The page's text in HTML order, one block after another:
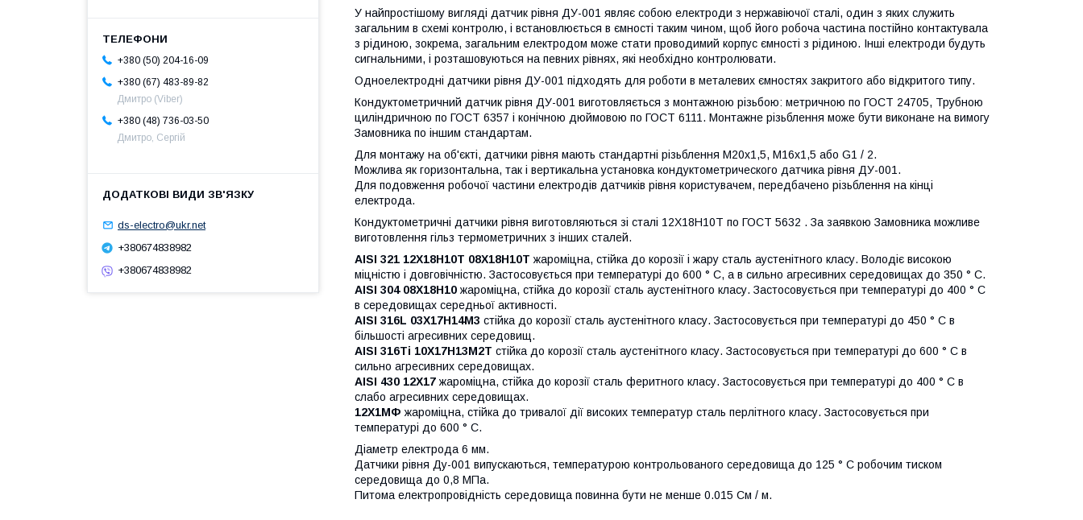
У найпростішому вигляді датчик рівня ДУ-001 являє собою електроди з нержавіючої сталі, один з яких служить
загальним в схемі контролю, і встановлюється в ємності таким чином, щоб його робоча частина постійно контактувала
з рідиною, зокрема, загальним електродом може стати проводимий корпус ємності з рідиною. Інші електроди будуть
сигнальними, і розташовуються на певних рівнях, які необхідно контролювати.
Одноелектродні датчики рівня ДУ-001 підходять для роботи в металевих ємностях закритого або відкритого типу.
Кондуктометричний датчик рівня ДУ-001 виготовляється з монтажною різьбою: метричною по ГОСТ 24705, Трубною
циліндричною по ГОСТ 6357 і конічною дюймовою по ГОСТ 6111. Монтажне різьблення може бути виконане на вимогу
Замовника по іншим стандартам.
Для монтажу на об'єкті, датчики рівня мають стандартні різьблення М20х1,5, М16х1,5 або G1 / 2.
Можлива як горизонтальна, так і вертикальна установка кондуктометрического датчика рівня ДУ-001.
Для подовження робочої частини електродів датчиків рівня користувачем, передбачено різьблення на кінці
електрода.
Кондуктометричні датчики рівня виготовляються зі сталі 12Х18Н10Т по ГОСТ 5632 . За заявкою Замовника можливе
виготовлення гільз термометричних з інших сталей.
AISI 321 12Х18Н10Т 08Х18Н10Т жароміцна, стійка до корозії і жару сталь аустенітного класу. Володіє високою
міцністю і довговічністю. Застосовується при температурі до 600 ° С, а в сильно агресивних середовищах до 350 ° С.
AISI 304 08Х18Н10 жароміцна, стійка до корозії сталь аустенітного класу. Застосовується при температурі до 400 ° С
в середовищах середньої активності.
AISI 316L 03Х17Н14М3 стійка до корозії сталь аустенітного класу. Застосовується при температурі до 450 ° С в
більшості агресивних середовищ.
AISI 316Ti 10Х17Н13М2Т стійка до корозії сталь аустенітного класу. Застосовується при температурі до 600 ° С в
сильно агресивних середовищах.
AISI 430 12Х17 жароміцна, стійка до корозії сталь феритного класу. Застосовується при температурі до 400 ° С в
слабо агресивних середовищах.
12Х1МФ жароміцна, стійка до тривалої дії високих температур сталь перлітного класу. Застосовується при
температурі до 600 ° С.
Діаметр електрода 6 мм.
Датчики рівня Ду-001 випускаються, температурою контрольованого середовища до 125 ° C робочим тиском
середовища до 0,8 МПа.
Питома електропровідність середовища повинна бути не менше 0.015 См / м.
+380 (50) 204-16-09
+380 (67) 483-89-82
Дмитро (Viber)
+380 (48) 736-03-50
Дмитро, Сергій
ds-electro@ukr.net
+380674838982
+380674838982